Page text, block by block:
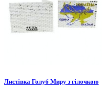
Листівка Голуб Миру з гілочкою